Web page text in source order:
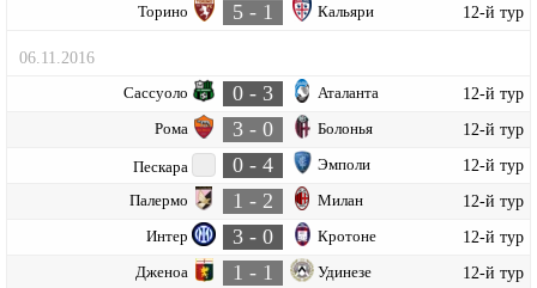
Торино 5 - 1 Кальяри 12-й тур
06.11.2016
Сассуоло 0 - 3 Аталанта 12-й тур
Рома 3 - 0 Болонья 12-й тур
Пескара 0 - 4 Эмполи 12-й тур
Палермо 1 - 2 Милан 12-й тур
Интер 3 - 0 Кротоне 12-й тур
Дженоа 1 - 1 Удинезе 12-й тур